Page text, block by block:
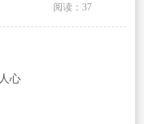
阅读：37